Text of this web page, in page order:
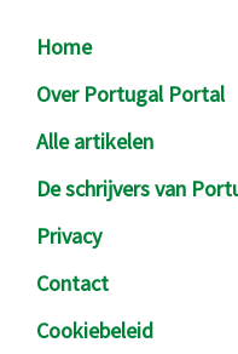
Footer
Home
Over Portugal Portal
Alle artikelen
De schrijvers van
Privacy
Contact
Cookiebeleid